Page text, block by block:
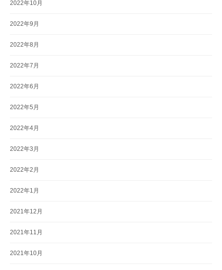
2022年10月
2022年9月
2022年8月
2022年7月
2022年6月
2022年5月
2022年4月
2022年3月
2022年2月
2022年1月
2021年12月
2021年11月
2021年10月